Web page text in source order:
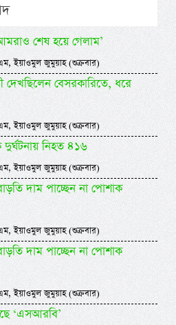
শেষ হয়ে গেলাম’
ইয়াওমুল জুমুয়াহ (শুক্রবার)
দেখছিলেন বেসরকারিতে, ধরে
ইয়াওমুল জুমুয়াহ (শুক্রবার)
নিহত ৪১৬
ইয়াওমুল জুমুয়াহ (শুক্রবার)
দাম পাচ্ছেন না পোশাক
ইয়াওমুল জুমুয়াহ (শুক্রবার)
দাম পাচ্ছেন না পোশাক
ইয়াওমুল জুমুয়াহ (শুক্রবার)
‘এসআরবি’